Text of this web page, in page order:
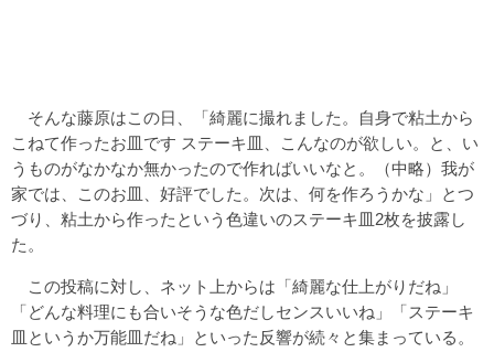
そんな藤原はこの日、「綺麗に撮れました。自身で粘土から
こねて作ったお皿です ステーキ皿、こんなのが欲しい。と、い
うものがなかなか無かったので作ればいいなと。（中略）我が
家では、このお皿、好評でした。次は、何を作ろうかな」とつ
づり、粘土から作ったという色違いのステーキ皿2枚を披露し
た。
この投稿に対し、ネット上からは「綺麗な仕上がりだね」
「どんな料理にも合いそうな色だしセンスいいね」「ステーキ
皿というか万能皿だね」といった反響が続々と集まっている。